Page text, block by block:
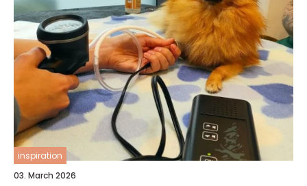
inspiration
03. March 2026